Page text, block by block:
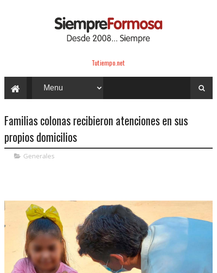
Tutiempo.net
Familias colonas recibieron atenciones en sus
propios domicilios
Generales